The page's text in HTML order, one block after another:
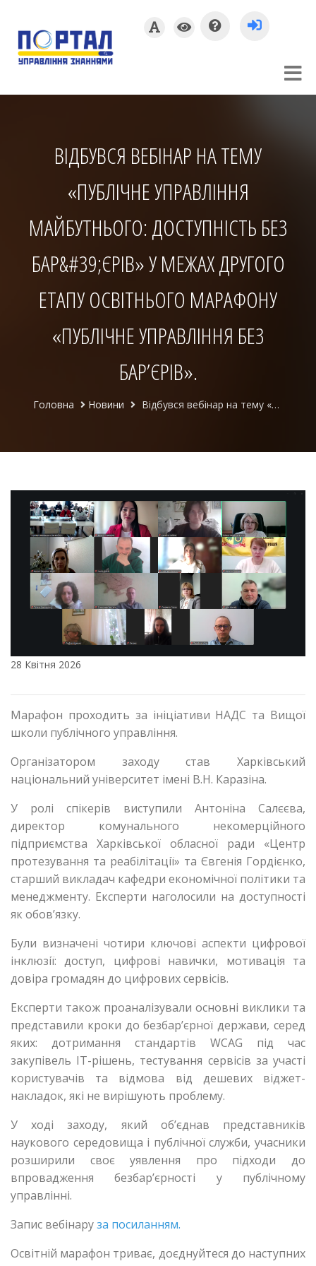
ВІДБУВСЯ ВЕБІНАР НА ТЕМУ
«ПУБЛІЧНЕ УПРАВЛІННЯ
МАЙБУТНЬОГО: ДОСТУПНІСТЬ БЕЗ
БАР&#39;ЄРІВ» У МЕЖАХ ДРУГОГО
ЕТАПУ ОСВІТНЬОГО МАРАФОНУ
«ПУБЛІЧНЕ УПРАВЛІННЯ БЕЗ
БАР’ЄРІВ».
Головна Новини Відбувся вебінар на тему «Публічне управління майбутнього: доступність без бар'єрів» у межах другого етапу Освітнього марафону «Публічне управління без бар’єрів».
28 Квітня 2026
Марафон проходить за ініціативи НАДС та Вищої
школи публічного управління.
Організатором заходу став Харківський
національний університет імені В.Н. Каразіна.
У ролі спікерів виступили Антоніна Салєєва,
директор комунального некомерційного
підприємства Харківської обласної ради «Центр
протезування та реабілітації» та Євгенія Гордієнко,
старший викладач кафедри економічної політики та
менеджменту. Експерти наголосили на доступності
як обов’язку.
Були визначені чотири ключові аспекти цифрової
інклюзії: доступ, цифрові навички, мотивація та
довіра громадян до цифрових сервісів.
Експерти також проаналізували основні виклики та
представили кроки до безбар’єрної держави, серед
яких: дотримання стандартів WCAG під час
закупівель ІТ-рішень, тестування сервісів за участі
користувачів та відмова від дешевих віджет-
накладок, які не вирішують проблему.
У ході заходу, який об’єднав представників
наукового середовища і публічної служби, учасники
розширили своє уявлення про підходи до
впровадження безбар’єрності у публічному
управлінні.
Запис вебінаруза посиланням.
Освітній марафон триває, доєднуйтеся до наступних